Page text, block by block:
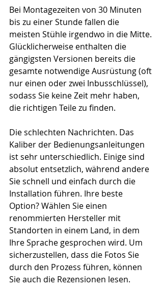
Bei Montagezeiten von 30 Minuten
bis zu einer Stunde fallen die
meisten Stühle irgendwo in die Mitte.
Glücklicherweise enthalten die
gängigsten Versionen bereits die
gesamte notwendige Ausrüstung (oft
nur einen oder zwei Inbusschlüssel),
sodass Sie keine Zeit mehr haben,
die richtigen Teile zu finden.
Die schlechten Nachrichten. Das
Kaliber der Bedienungsanleitungen
ist sehr unterschiedlich. Einige sind
absolut entsetzlich, während andere
Sie schnell und einfach durch die
Installation führen. Ihre beste
Option? Wählen Sie einen
renommierten Hersteller mit
Standorten in einem Land, in dem
Ihre Sprache gesprochen wird. Um
sicherzustellen, dass die Fotos Sie
durch den Prozess führen, können
Sie auch die Rezensionen lesen.